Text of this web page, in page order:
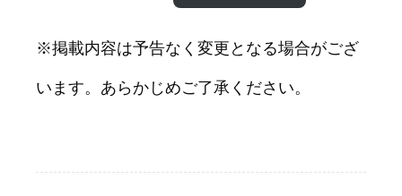
※掲載内容は予告なく変更となる場合がござ
います。あらかじめご了承ください。